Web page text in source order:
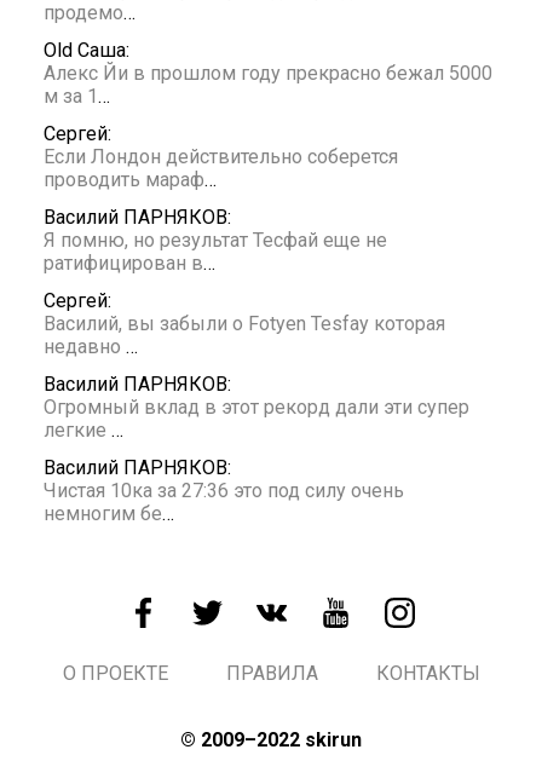
продемо…
Old Саша:
Алекс Йи в прошлом году прекрасно бежал 5000
м за 1…
Сергей:
Если Лондон действительно соберется
проводить мараф…
Василий ПАРНЯКОВ:
Я помню, но результат Тесфай еще не
ратифицирован в…
Сергей:
Василий, вы забыли о Fotyen Tesfay которая
недавно …
Василий ПАРНЯКОВ:
Огромный вклад в этот рекорд дали эти супер
легкие …
Василий ПАРНЯКОВ:
Чистая 10ка за 27:36 это под силу очень
немногим бе…
О ПРОЕКТЕ ПРАВИЛА КОНТАКТЫ
© 2009–2022 skirun